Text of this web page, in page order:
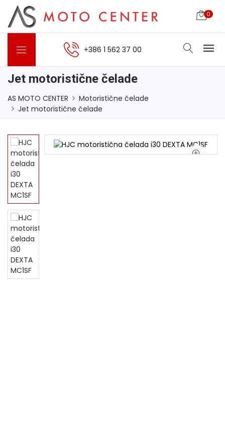
0
+386 1 562 37 00
Jet motoristične čelade
AS MOTO CENTER
Motoristične čelade
Jet motoristične čelade